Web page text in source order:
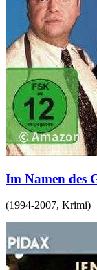
Im Namen des
(1994-2007, Krimi)